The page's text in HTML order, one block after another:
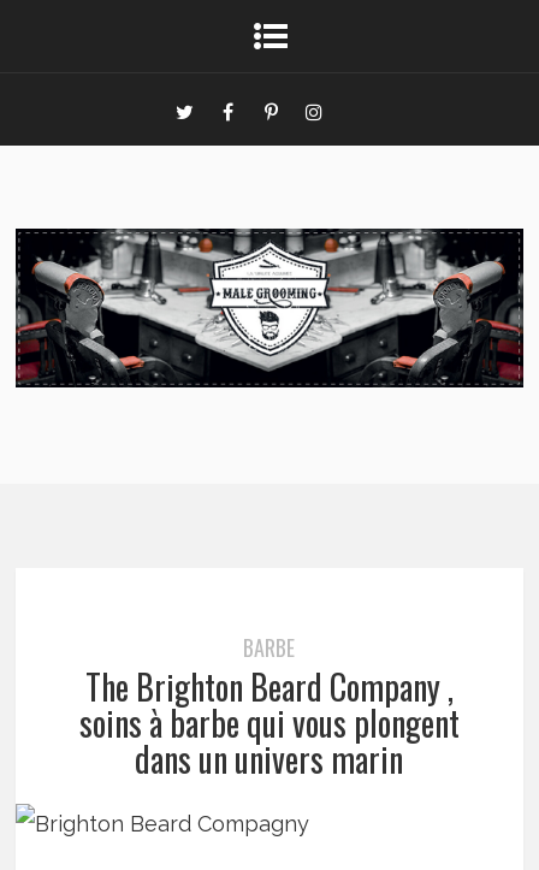
BARBE
The Brighton Beard Company ,
soins à barbe qui vous plongent
dans un univers marin